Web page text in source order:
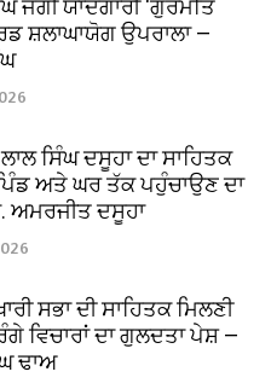
ਜੱਗੀ ਯਾਦਗਾਰੀ ‘ਗੁਰਮਤਿ
ਸ਼ਲਾਘਾਯੋਗ ਉਪਰਾਲਾ —
ਸਿੰਘ ਦਸੂਹਾ ਦਾ ਸਾਹਿਤਕ
ਅਤੇ ਘਰ ਤੱਕ ਪਹੁੰਚਾਉਣ ਦਾ
ਅਮਰਜੀਤ ਦਸੂਹਾ
ਸਭਾ ਦੀ ਸਾਹਿਤਕ ਮਿਲਣੀ
ਵਿਚਾਰਾਂ ਦਾ ਗੁਲਦਤਾ ਪੇਸ਼ —
ਢਾਅ